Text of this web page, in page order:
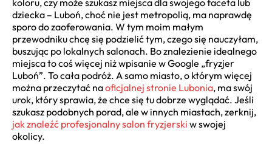
koloru, czy może szukasz miejsca dla swojego faceta lub
dziecka – Luboń, choć nie jest metropolią, ma naprawdę
sporo do zaoferowania. W tym moim małym
przewodniku chcę się podzielić tym, czego się nauczyłam,
buszując po lokalnych salonach. Bo znalezienie idealnego
miejsca to coś więcej niż wpisanie w Google „fryzjer
Luboń”. To cała podróż. A samo miasto, o którym więcej
można przeczytać naoficjalnej stronie Lubonia, ma swój
urok, który sprawia, że chce się tu dobrze wyglądać. Jeśli
szukasz podobnych porad, ale w innych miastach, zerknij,
jak znaleźć profesjonalny salon fryzjerski w swojej
okolicy.